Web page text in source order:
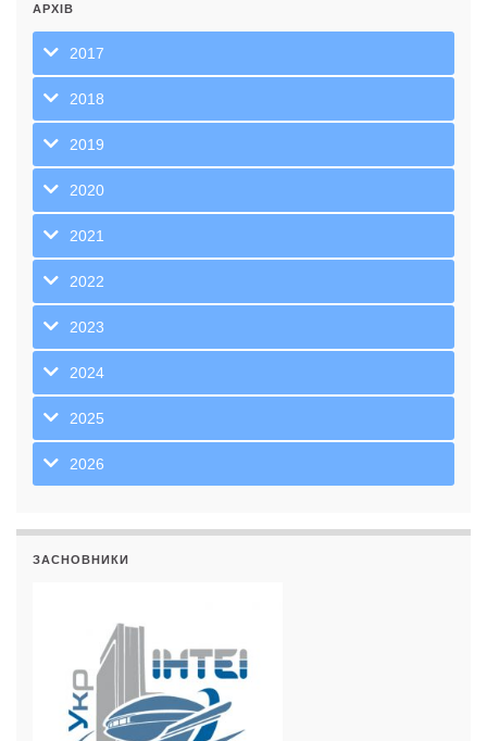
АРХІВ
2017
2018
2019
2020
2021
2022
2023
2024
2025
2026
ЗАСНОВНИКИ